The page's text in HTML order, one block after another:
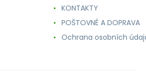
KONTAKTY
POŠTOVNÉ A DOPRAVA
Ochrana osobních